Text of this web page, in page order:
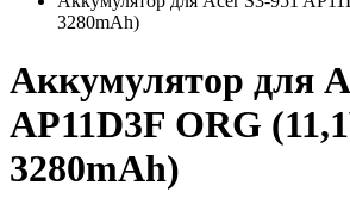
3280mAh)
Аккумулятор для
AP11D3F ORG
3280mAh)